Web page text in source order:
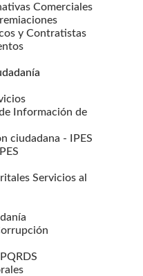
Comerciales
y Contratistas
Información de
ciudadana - IPES
Servicios al